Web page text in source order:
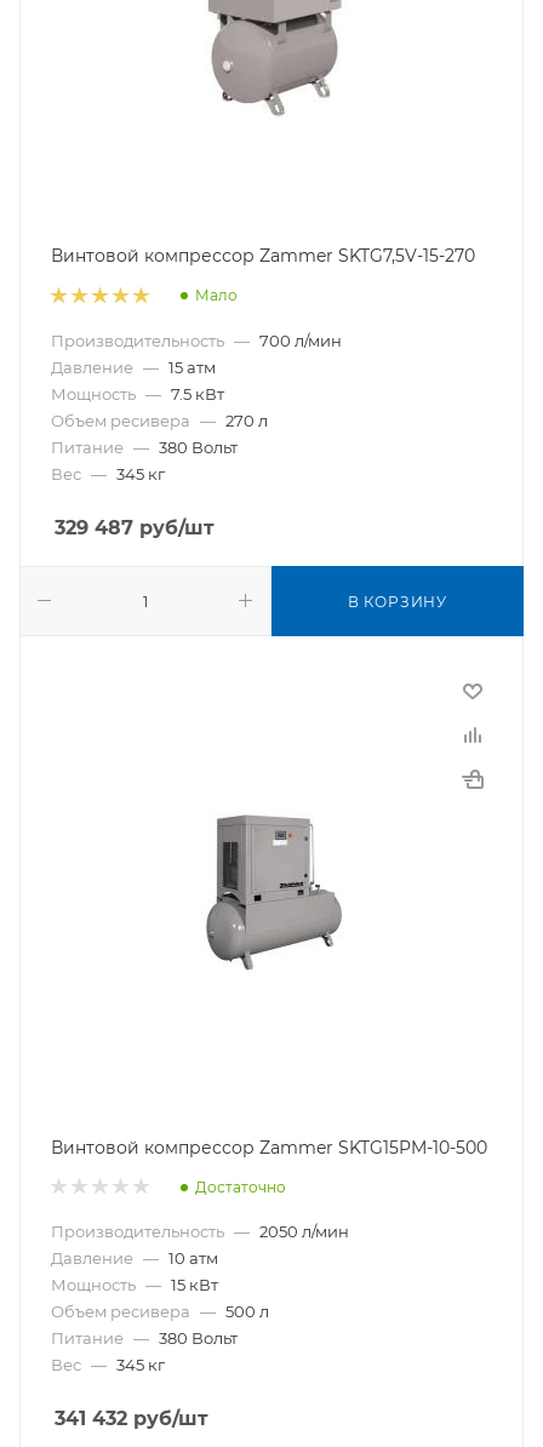
Винтовой компрессор Zammer SKTG7,5V-15-270
Мало
Производительность — 700 л/мин
Давление — 15 атм
Мощность — 7.5 кВт
Объем ресивера — 270 л
Питание — 380 Вольт
Вес — 345 кг
329 487 руб/шт
В КОРЗИНУ
Винтовой компрессор Zammer SKTG15PM-10-500
Достаточно
Производительность — 2050 л/мин
Давление — 10 атм
Мощность — 15 кВт
Объем ресивера — 500 л
Питание — 380 Вольт
Вес — 345 кг
341 432 руб/шт